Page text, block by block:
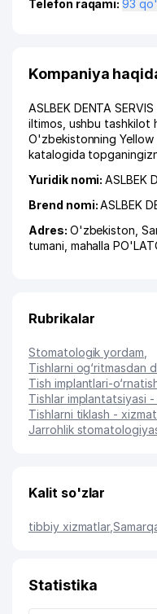
Telefon raqami:
93
Kompaniya
ASLBEK DENTA
iltimos, ushbu tashkilot
O'zbekistonning Yellow
katalogida
Yuridik nomi:ASLBEK
Brend nomi:ASLBEK
Adres: O'zbekiston,
tumani mahalla
Rubrikalar
Stomatologik yordam
Tishlarni og‘ritmasdan
Tish implantlari-
Tishlar implantatsiyasi
Tishlarni tiklash -
Jarrohlik
Kalit so'zlar
tibbiy xizmatlar,
Statistika